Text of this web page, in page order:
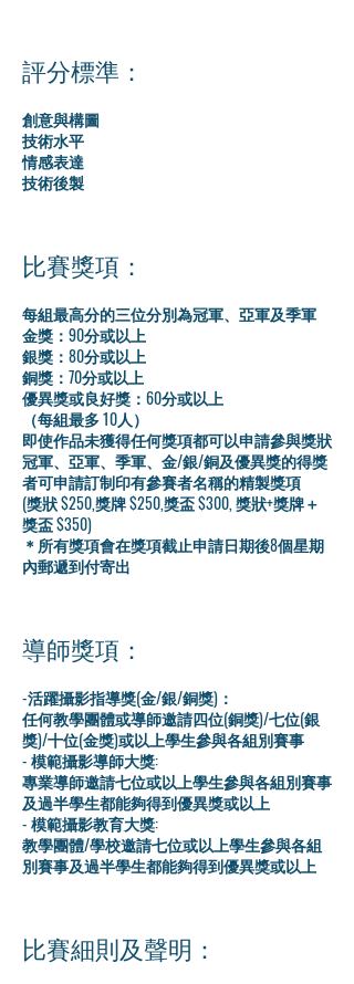
評分標準：
創意與構圖
技術水平
情感表達
技術後製
比賽獎項：
每組最高分的三位分別為冠軍、亞軍及季軍
金獎：90分或以上
銀獎：80分或以上
銅獎：70分或以上
優異獎或良好獎：60分或以上
（每組最多 10人）
即使作品未獲得任何獎項都可以申請參與獎狀
冠軍、亞軍、季軍、金/銀/銅及優異獎的得獎
者可申請訂制印有參賽者名稱的精製獎項
​(獎狀 $250,獎牌 $250,獎盃 $300, 獎狀+獎牌＋
獎盃 $350)
＊所有獎項會在獎項截止申請日期後8個星期
內郵遞到付寄出
導師獎項：
-活躍攝影指導獎(金/銀/銅獎)：
任何教學團體或導師邀請四位(銅獎)/七位(銀
獎)/十位(金獎)或以上學生參與各組別賽事
- 模範攝影導師大獎:
專業導師邀請七位或以上學生參與各組別賽事
及過半學生都能夠得到優異獎或以上
- 模範攝影教育大獎:
教學團體/學校邀請七位或以上學生參與各組
別賽事及過半學生都能夠得到優異獎或以上
比賽細則及聲明：